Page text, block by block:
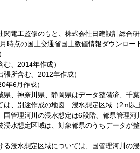
関電工監修のもと、株式会社日建設計総合
時点の国土交通省国土数値情報ダウンロー
、2014年作成）
所含む、2012年作成）
年6月作成）
県、神奈川県、静岡県はデータ整備済、千
は、別途作成の地図「浸水想定区域（2m以
国管理河川の浸水想定は6段階、都県管理
浸水想定区域は、対象都県のうちデータが
る浸水想定区域については、国管理河川